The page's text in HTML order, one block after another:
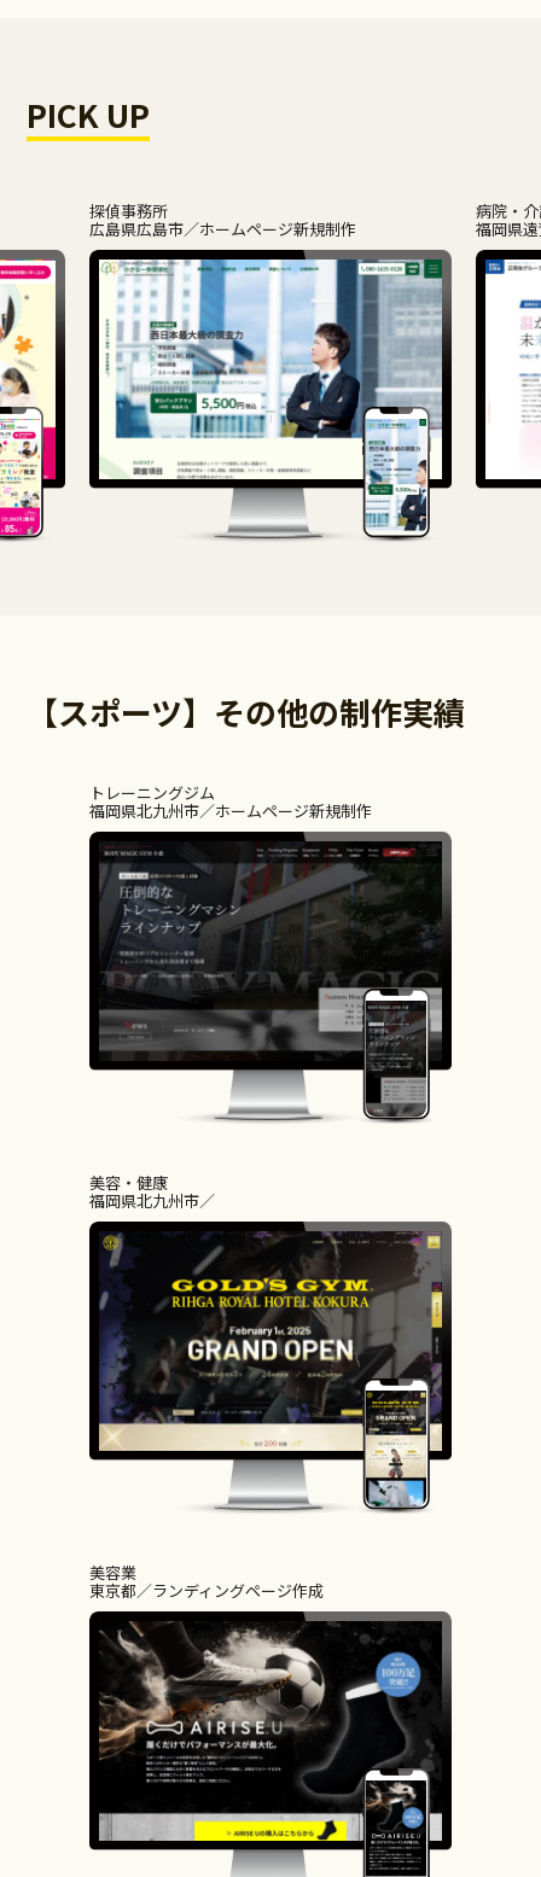
PICK UP
探偵事務所
広島県広島市 ホームページ新規制作
病院・
福岡県
【スポーツ】その他の制作実績
トレーニングジム
福岡県北九州市 ホームページ新規制作
美容・健康
福岡県北九州市
美容業
東京都 ランディングページ作成